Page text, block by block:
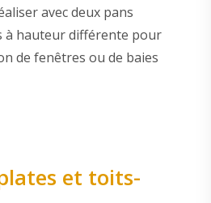
avec deux pans
à hauteur différente pour
de fenêtres ou de baies
et toits-